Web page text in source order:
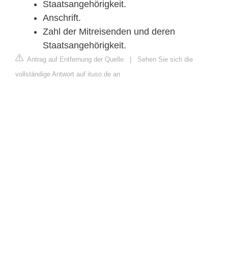
Staatsangehörigkeit.
Anschrift.
Zahl der Mitreisenden und deren
Staatsangehörigkeit.
Antrag auf Entfernung der Quelle | Sehen Sie sich die
vollständige Antwort auf ituso.de an